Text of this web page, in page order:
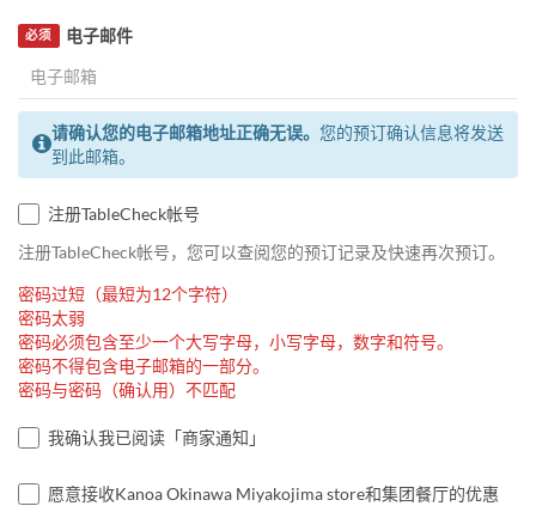
电子邮件
必须
请确认您的电子邮箱地址正确无误。 您的预订确认信息将发送
到此邮箱。
注册TableCheck帐号
注册TableCheck帐号，您可以查阅您的预订记录及快速再次预订。
密码过短（最短为12个字符）
密码太弱
密码必须包含至少一个大写字母，小写字母，数字和符号。
密码不得包含电子邮箱的一部分。
密码与密码（确认用）不匹配
我确认我已阅读「商家通知」
愿意接收Kanoa Okinawa Miyakojima store和集团餐厅的优惠